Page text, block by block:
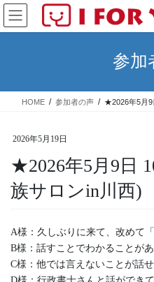
コ
ン
テ
ス
ナ
ビ
ゲ
ン
参加
HOME 参加者の声 ★2026年5月9
2026年5月19日
★2026年5月9日
族サロンin川西)
A様：久しぶりに来て、改めて
B様：話すことでわかることが
C様：他では言えないことが話せ